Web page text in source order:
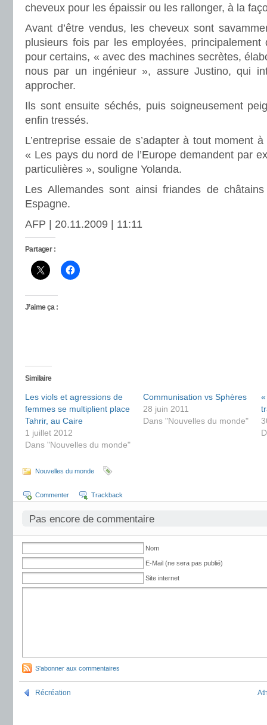
cheveux pour les épaissir ou les rallonger, à la
Avant d’être vendus, les cheveux sont
plusieurs fois par les employées,
pour certains, « avec des machines secrètes,
nous par un ingénieur », assure Justino, qui
approcher.
Ils sont ensuite séchés, puis soigneusement
enfin tressés.
L’entreprise essaie de s’adapter à tout moment
« Les pays du nord de l’Europe demandent par
particulières », souligne Yolanda.
Les Allemandes sont ainsi friandes de
Espagne.
AFP | 20.11.2009 | 11:11
Partager :
J’aime ça :
Similaire
Les viols et agressions de
femmes se multiplient place
Tahrir, au Caire
1 juillet 2012
Dans "Nouvelles du monde"
Communisation vs Sphères
28 juin 2011
Dans "Nouvelles du monde"
Nouvelles du monde
Commenter Trackback
Pas encore de commentaire
Nom
E-Mail (ne sera pas publié)
Site internet
S'abonner aux commentaires
Récréation